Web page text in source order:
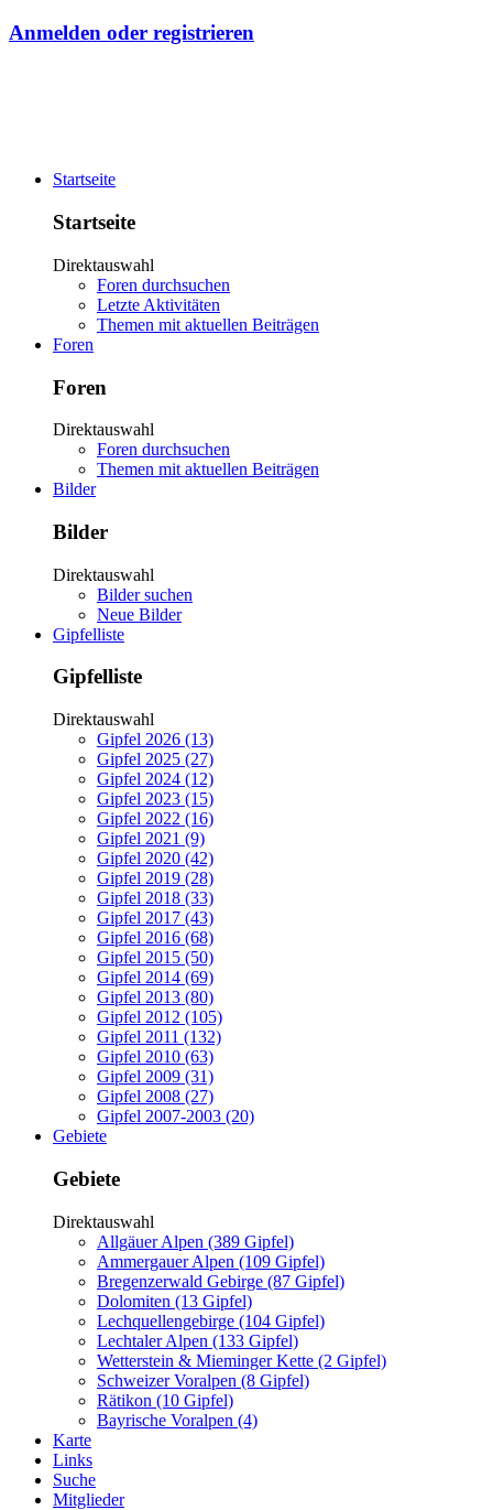
Anmelden oder registrieren
Startseite
Startseite
Direktauswahl
Foren durchsuchen
Letzte Aktivitäten
Themen mit aktuellen Beiträgen
Foren
Foren
Direktauswahl
Foren durchsuchen
Themen mit aktuellen Beiträgen
Bilder
Bilder
Direktauswahl
Bilder suchen
Neue Bilder
Gipfelliste
Gipfelliste
Direktauswahl
Gipfel 2026 (13)
Gipfel 2025 (27)
Gipfel 2024 (12)
Gipfel 2023 (15)
Gipfel 2022 (16)
Gipfel 2021 (9)
Gipfel 2020 (42)
Gipfel 2019 (28)
Gipfel 2018 (33)
Gipfel 2017 (43)
Gipfel 2016 (68)
Gipfel 2015 (50)
Gipfel 2014 (69)
Gipfel 2013 (80)
Gipfel 2012 (105)
Gipfel 2011 (132)
Gipfel 2010 (63)
Gipfel 2009 (31)
Gipfel 2008 (27)
Gipfel 2007-2003 (20)
Gebiete
Gebiete
Direktauswahl
Allgäuer Alpen (389 Gipfel)
Ammergauer Alpen (109 Gipfel)
Bregenzerwald Gebirge (87 Gipfel)
Dolomiten (13 Gipfel)
Lechquellengebirge (104 Gipfel)
Lechtaler Alpen (133 Gipfel)
Wetterstein & Mieminger Kette (2 Gipfel)
Schweizer Voralpen (8 Gipfel)
Rätikon (10 Gipfel)
Bayrische Voralpen (4)
Karte
Links
Suche
Mitglieder